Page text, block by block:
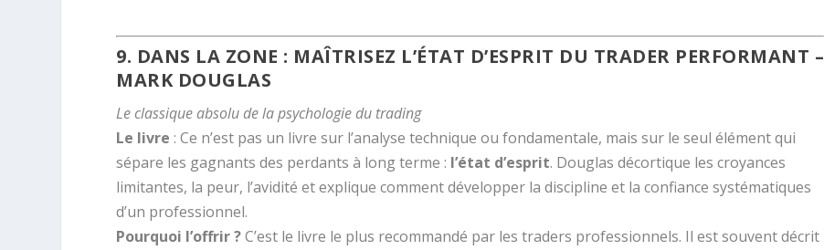
9. DANS LA ZONE : MAÎTRISEZ L’ÉTAT D’ESPRIT DU TRADER PERFORMANT –
MARK DOUGLAS
Le classique absolu de la psychologie du trading
Le livre : Ce n’est pas un livre sur l’analyse technique ou fondamentale, mais sur le seul élément qui
sépare les gagnants des perdants à long terme : l’état d’esprit. Douglas décortique les croyances
limitantes, la peur, l’avidité et explique comment développer la discipline et la confiance systématiques
d’un professionnel.
Pourquoi l’offrir ?C’est le livre le plus recommandé par les traders professionnels. Il est souvent décrit